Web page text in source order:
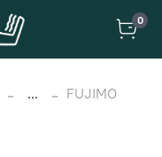
0
... FUJIMO